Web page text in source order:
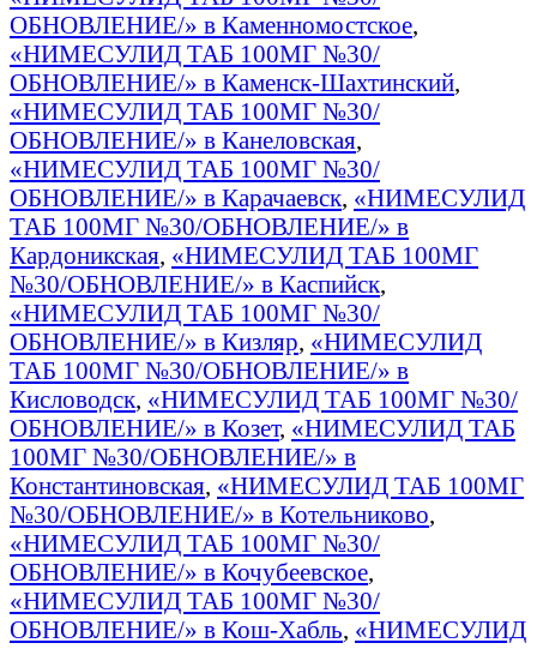
ОБНОВЛЕНИЕ/» в Каменномостское,
«НИМЕСУЛИД ТАБ 100МГ №30/
ОБНОВЛЕНИЕ/» в Каменск-Шахтинский,
«НИМЕСУЛИД ТАБ 100МГ №30/
ОБНОВЛЕНИЕ/» в Канеловская,
«НИМЕСУЛИД ТАБ 100МГ №30/
ОБНОВЛЕНИЕ/» в Карачаевск, «НИМЕСУЛИД
ТАБ 100МГ №30/ОБНОВЛЕНИЕ/» в
Кардоникская, «НИМЕСУЛИД ТАБ 100МГ
№30/ОБНОВЛЕНИЕ/» в Каспийск,
«НИМЕСУЛИД ТАБ 100МГ №30/
ОБНОВЛЕНИЕ/» в Кизляр, «НИМЕСУЛИД
ТАБ 100МГ №30/ОБНОВЛЕНИЕ/» в
Кисловодск, «НИМЕСУЛИД ТАБ 100МГ №30/
ОБНОВЛЕНИЕ/» в Козет, «НИМЕСУЛИД ТАБ
100МГ №30/ОБНОВЛЕНИЕ/» в
Константиновская, «НИМЕСУЛИД ТАБ 100МГ
№30/ОБНОВЛЕНИЕ/» в Котельниково,
«НИМЕСУЛИД ТАБ 100МГ №30/
ОБНОВЛЕНИЕ/» в Кочубеевское,
«НИМЕСУЛИД ТАБ 100МГ №30/
ОБНОВЛЕНИЕ/» в Кош-Хабль, «НИМЕСУЛИД